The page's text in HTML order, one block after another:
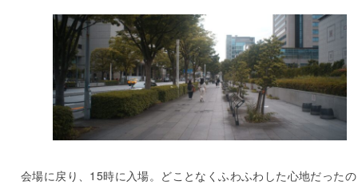
会場に戻り、15時に入場。どことなくふわふわした心地だったの